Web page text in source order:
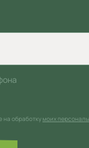
на обработку моих